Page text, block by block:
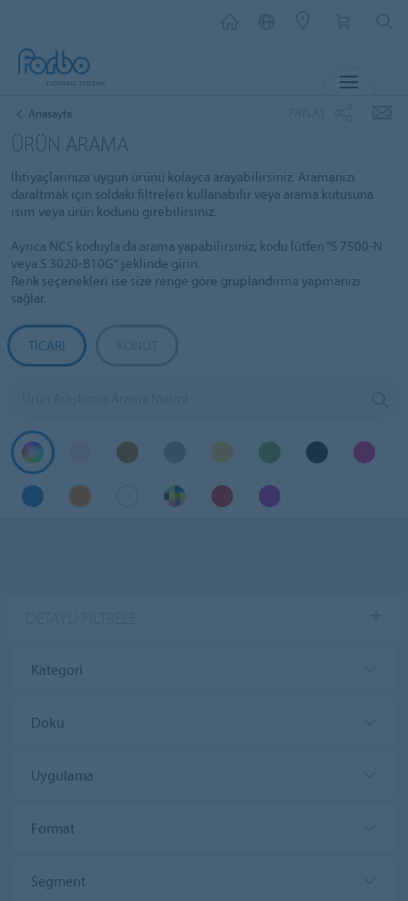
Anasayfa
ÜRÜN ARAMA
İhtiyaçlarınıza uygun ürünü kolayca arayabilirsiniz. Aramanızı
daraltmak için soldaki filtreleri kullanabilir veya arama kutusuna
isim veya ürün kodunu girebilirsiniz.
Ayrıca NCS koduyla da arama yapabilirsiniz; kodu lütfen “S 7500-N
veya S 3020-B10G” şeklinde girin.
Renk seçenekleri ise size renge göre gruplandırma yapmanızı
sağlar.
TICARI
Kategori
Doku
Uygulama
Format
Segment